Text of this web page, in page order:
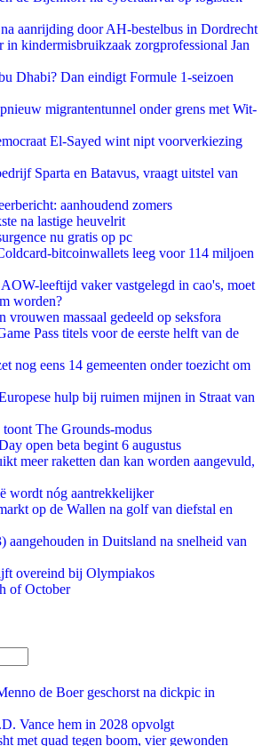
aanrijding door AH-bestelbus in Dordrecht
kindermisbruikzaak zorgprofessional Jan
Dhabi? Dan eindigt Formule 1-seizoen
migrantentunnel onder grens met Wit-
El-Sayed wint nipt voorverkiezing
Sparta en Batavus, vraagt uitstel van
aanhoudend zomers
na lastige heuvelrit
nu gratis op pc
bitcoinwallets leeg voor 114 miljoen
leeftijd vaker vastgelegd in cao's, moet
worden?
vrouwen massaal gedeeld op seksfora
Pass titels voor de eerste helft van de
nog eens 14 gemeenten onder toezicht om
hulp bij ruimen mijnen in Straat van
The Grounds-modus
open beta begint 6 augustus
meer raketten dan kan worden aangevuld,
wordt nóg aantrekkelijker
op de Wallen na golf van diefstal en
aangehouden in Duitsland na snelheid van
overeind bij Olympiakos
of October
de Boer geschorst na dickpic in
Vance hem in 2028 opvolgt
met quad tegen boom, vier gewonden